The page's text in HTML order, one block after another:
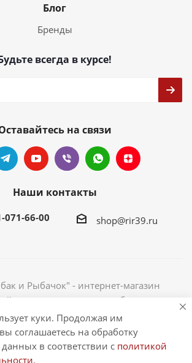
Блог
Бренды
всегда в курсе!
на связи
Наши контакты
071-66-00 shop@rir39.ru
и Рыбачок" - интернет-магазин
защищена законом об авторских
предприниматель Рогов
ИНН 390600967290. ОГРНИП
324390000064229.
куки. Продолжая им
соглашаетесь на обработку
в соответствии с политикой
.